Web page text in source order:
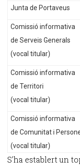
Junta de Portaveus
Comissió informativa
de Serveis Generals
(vocal titular)
Comissió informativa
de Territori
(vocal titular)
Comissió informativa
de Comunitat i
(vocal titular)
S'ha establert un